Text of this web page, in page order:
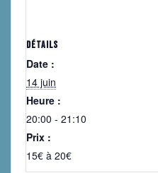
DÉTAILS
Date :
14 juin
Heure :
20:00 - 21:10
Prix :
15€ à 20€